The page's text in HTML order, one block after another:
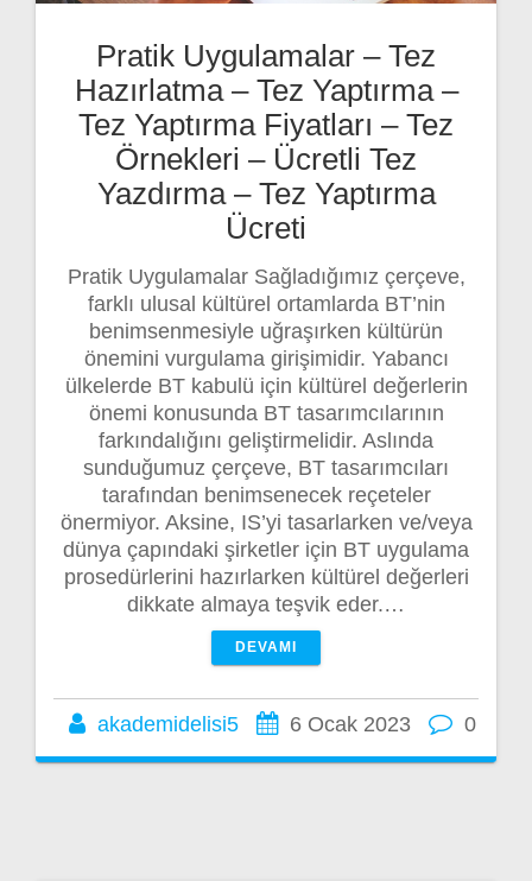
Pratik Uygulamalar – Tez
Hazırlatma – Tez Yaptırma –
Tez Yaptırma Fiyatları – Tez
Örnekleri – Ücretli Tez
Yazdırma – Tez Yaptırma
Ücreti
Pratik Uygulamalar Sağladığımız çerçeve,
farklı ulusal kültürel ortamlarda BT’nin
benimsenmesiyle uğraşırken kültürün
önemini vurgulama girişimidir. Yabancı
ülkelerde BT kabulü için kültürel değerlerin
önemi konusunda BT tasarımcılarının
farkındalığını geliştirmelidir. Aslında
sunduğumuz çerçeve, BT tasarımcıları
tarafından benimsenecek reçeteler
önermiyor. Aksine, IS’yi tasarlarken ve/veya
dünya çapındaki şirketler için BT uygulama
prosedürlerini hazırlarken kültürel değerleri
dikkate almaya teşvik eder.…
DEVAMI
akademidelisi5 6 Ocak 2023 0